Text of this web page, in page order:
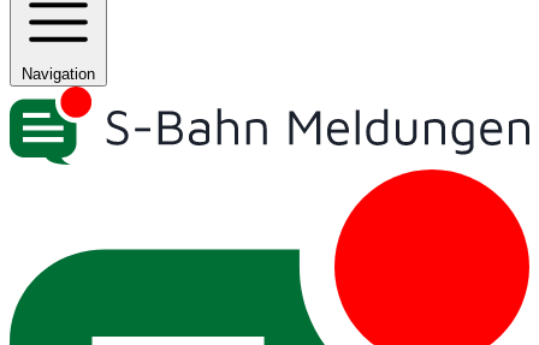
Navigation